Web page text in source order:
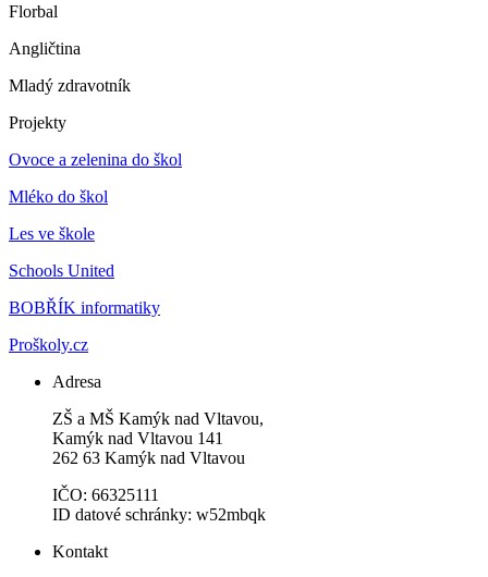
Florbal
Angličtina
Mladý zdravotník
Projekty
Ovoce a zelenina do škol
Mléko do škol
Les ve škole
Schools United
BOBŘÍK informatiky
Proškoly.cz
Adresa
ZŠ a MŠ Kamýk nad Vltavou,
Kamýk nad Vltavou 141
262 63 Kamýk nad Vltavou
IČO: 66325111
ID datové schránky: w52mbqk
Kontakt